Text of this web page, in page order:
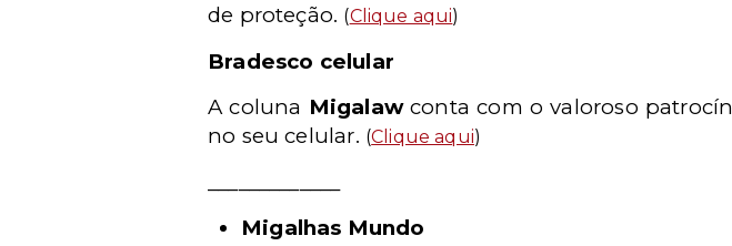
de proteção. (Clique aqui)
Bradesco celular
A coluna Migalawconta com o valoroso
no seu celular. (Clique aqui)
Migalhas Mundo